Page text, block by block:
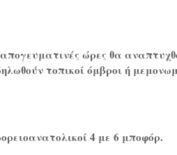
απογευματινές ώρες θα
τοπικοί όμβροι ή
4 με 6 μποφόρ.